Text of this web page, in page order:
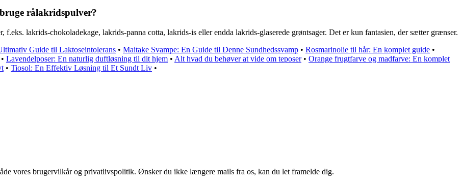
rålakridspulver?
lakrids-chokoladekage, lakrids-panna cotta, lakrids-is eller endda lakrids-glaserede grøntsager. Det er kun fantasien, der sætter grænser.
Guide til Laktoseintolerans • Maitake Svampe: En Guide til Denne Sundhedssvamp • Rosmarinolie til hår: En komplet guide •
• Lavendelposer: En naturlig duftløsning til dit hjem • Alt hvad du behøver at vide om teposer• Orange frugtfarve og madfarve: En komplet
• Tiosol: En Effektiv Løsning til Et Sundt Liv •
vores brugervilkår og privatlivspolitik. Ønsker du ikke længere mails fra os, kan du let framelde dig.